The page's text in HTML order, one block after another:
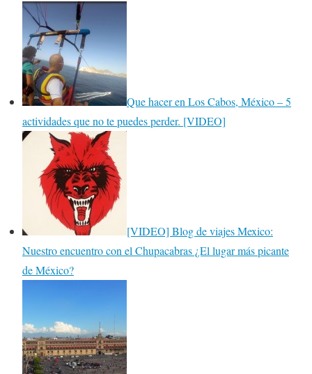
Que hacer en Los Cabos, México – 5
actividades que no te puedes perder. [VIDEO]
[VIDEO] Blog de viajes Mexico:
Nuestro encuentro con el Chupacabras ¿El lugar más picante
de México?